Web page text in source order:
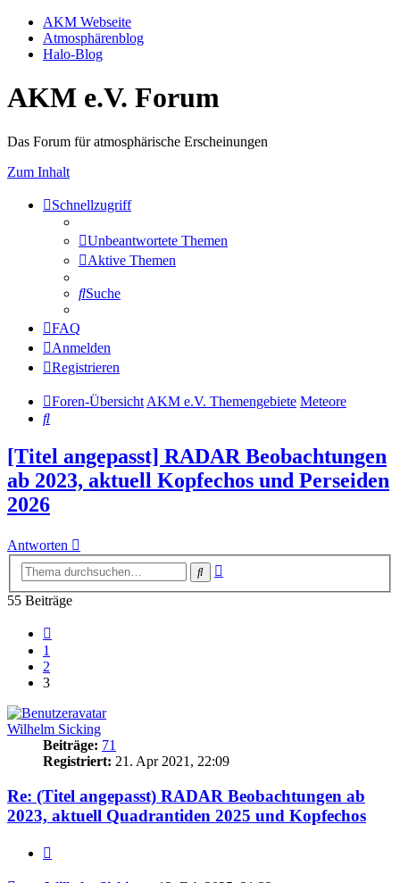
AKM Webseite
Atmosphärenblog
Halo-Blog
AKM e.V. Forum
Das Forum für atmosphärische Erscheinungen
Zum Inhalt
Schnellzugriff
Unbeantwortete Themen
Aktive Themen
Suche
FAQ
Anmelden
Registrieren
Foren-Übersicht AKM e.V. Themengebiete Meteore
Suche
[Titel angepasst] RADAR Beobachtungen
ab 2023, aktuell Kopfechos und Perseiden
2026
Antworten
Suche
55 Beiträge
1
2
3
Wilhelm Sicking
Beiträge: 71
Registriert: 21. Apr 2021, 22:09
Re: (Titel angepasst) RADAR Beobachtungen ab
2023, aktuell Quadrantiden 2025 und Kopfechos